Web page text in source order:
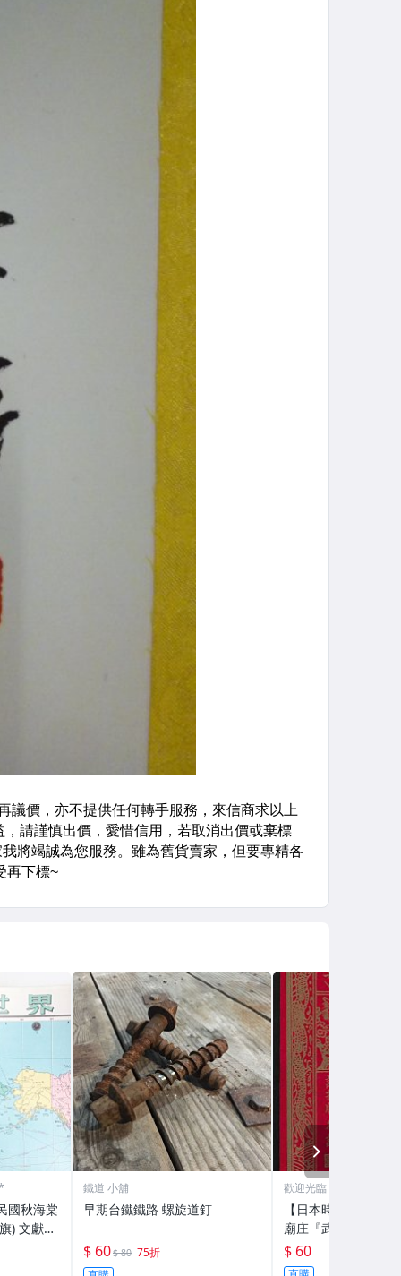
國秋海棠
) 文獻珍
鐵道 小舖
早期台鐵鐵路 螺旋道釘
$ 60$ 80 75折
歡迎光臨
【日本時代。廣告
廟庄『武進號』各色
糖品、稞料發售(405)
$ 60